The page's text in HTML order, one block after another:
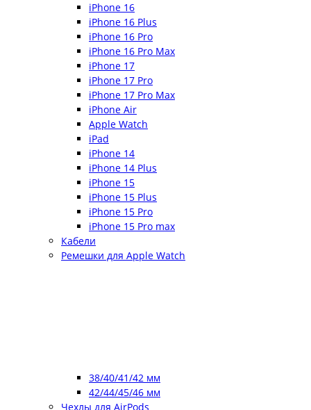
iPhone 16
iPhone 16 Plus
iPhone 16 Pro
iPhone 16 Pro Max
iPhone 17
iPhone 17 Pro
iPhone 17 Pro Max
iPhone Air
Apple Watch
iPad
iPhone 14
iPhone 14 Plus
iPhone 15
iPhone 15 Plus
iPhone 15 Pro
iPhone 15 Pro max
Кабели
Ремешки для Apple Watch
38/40/41/42 мм
42/44/45/46 мм
Чехлы для AirPods